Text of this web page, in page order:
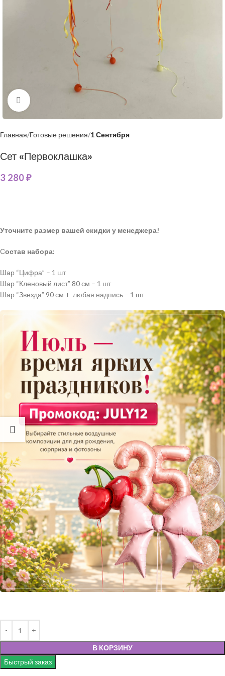
Нажмите, чтобы увеличить
Главная Готовые решения 1 Сентября
Сет «Первоклашка»
3 280₽
Уточните размер вашей скидки у менеджера!
Состав набора:
Шар “Цифра” – 1 шт
Шар “Кленовый лист” 80 см – 1 шт
Шар “Звезда” 90 см + любая надпись – 1 шт
В КОРЗИНУ
Быстрый заказ